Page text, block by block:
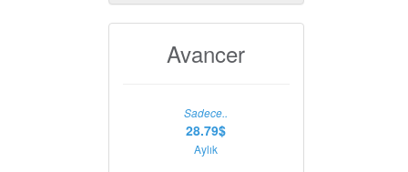
Avancer
Sadece..
28.79$
Aylık